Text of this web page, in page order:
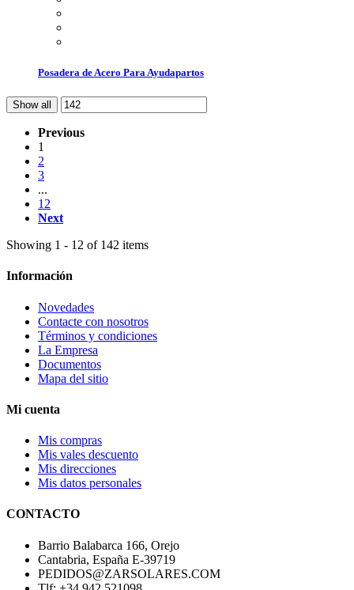
Posadera de Acero Para Ayudapartos
Show all
Previous
1
2
3
...
12
Next
Showing 1 - 12 of 142 items
Información
Novedades
Contacte con nosotros
Términos y condiciones
La Empresa
Documentos
Mapa del sitio
Mi cuenta
Mis compras
Mis vales descuento
Mis direcciones
Mis datos personales
CONTACTO
Barrio Balabarca 166, Orejo
Cantabria, España E-39719
PEDIDOS@ZARSOLARES.COM